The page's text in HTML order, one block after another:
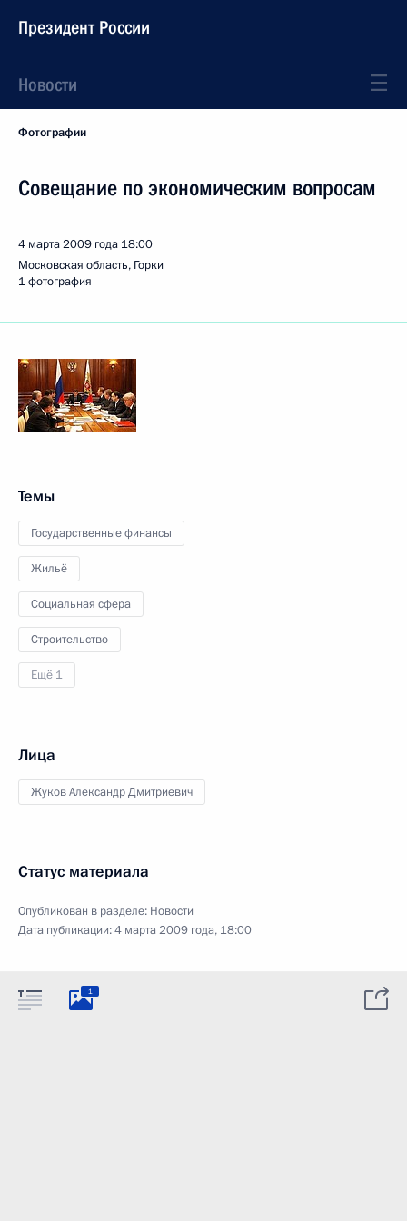
Президент России
Новости
Фотографии
Совещание по экономическим вопросам
4 марта 2009 года 18:00
Московская область, Горки
1 фотография
Темы
Государственные финансы
Жильё
Социальная сфера
Строительство
Ещё 1
Лица
Жуков Александр Дмитриевич
Статус материала
Опубликован в разделе: Новости
Дата публикации:4 марта 2009 года, 18:00
1